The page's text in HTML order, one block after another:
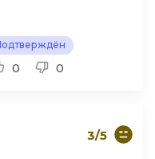
чьи
для
Персонал был
Отсутствие
0 0
3/5